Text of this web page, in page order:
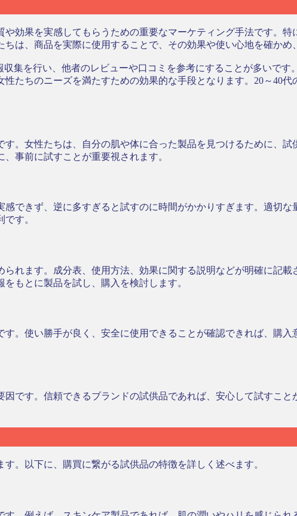
効果を実感してもらうための重要なマーケティング手法です。特
は、商品を実際に使用することで、その効果や使い心地を確かめ
集を行い、他者のレビューや口コミを参考にすることが多いで
たちのニーズを満たすための効果的な手段となります。20～40
。女性たちは、自分の肌や体に合った製品を見つけるために、
事前に試すことが重要視されます。
できず、逆に多すぎると試すのに時間がかかりすぎます。適切
す。
れます。成分表、使用方法、効果に関する説明などが明確に記
もとに製品を試し、購入を検討します。
。使い勝手が良く、安全に使用できることが確認できれば、購
です。信頼できるブランドの試供品であれば、安心して試すこ
。以下に、購買に繋がる試供品の特徴を詳しく述べます。